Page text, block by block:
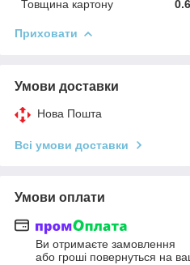
Товщина картону
Приховати
Умови доставки
Нова Пошта
Всі умови доставки
Умови оплати
Ви отримаєте замовлення
або гроші повернуться на